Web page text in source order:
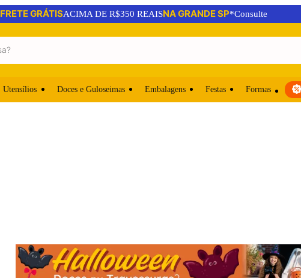
FRETE GRÁTISACIMA DE R$350 REAISNA GRANDE SP*Consulte
Utensílios Doces e Guloseimas Embalagens Festas Formas